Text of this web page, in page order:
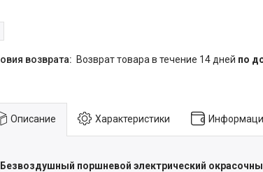
возврат товара в течение 14 дней по
Описание Характеристики
Безвоздушный поршневой электрический